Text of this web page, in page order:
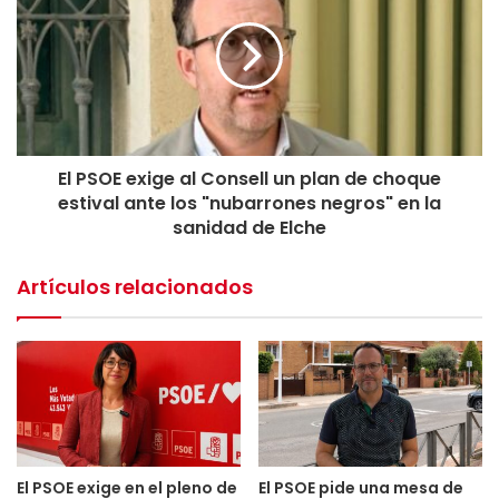
El PSOE exige al Consell un plan de choque
estival ante los "nubarrones negros" en la
sanidad de Elche
Artículos relacionados
El PSOE exige en el pleno de
El PSOE pide una mesa de